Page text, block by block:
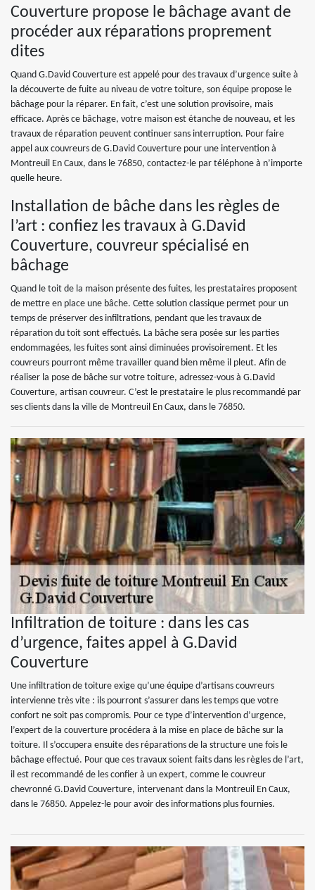
Couverture propose le bâchage avant de
procéder aux réparations proprement
dites
Quand G.David Couverture est appelé pour des travaux d’urgence suite à
la découverte de fuite au niveau de votre toiture, son équipe propose le
bâchage pour la réparer. En fait, c’est une solution provisoire, mais
efficace. Après ce bâchage, votre maison est étanche de nouveau, et les
travaux de réparation peuvent continuer sans interruption. Pour faire
appel aux couvreurs de G.David Couverture pour une intervention à
Montreuil En Caux, dans le 76850, contactez-le par téléphone à n’importe
quelle heure.
Installation de bâche dans les règles de
l’art : confiez les travaux à G.David
Couverture, couvreur spécialisé en
bâchage
Quand le toit de la maison présente des fuites, les prestataires proposent
de mettre en place une bâche. Cette solution classique permet pour un
temps de préserver des infiltrations, pendant que les travaux de
réparation du toit sont effectués. La bâche sera posée sur les parties
endommagées, les fuites sont ainsi diminuées provisoirement. Et les
couvreurs pourront même travailler quand bien même il pleut. Afin de
réaliser la pose de bâche sur votre toiture, adressez-vous à G.David
Couverture, artisan couvreur. C’est le prestataire le plus recommandé par
ses clients dans la ville de Montreuil En Caux, dans le 76850.
Infiltration de toiture : dans les cas
d’urgence, faites appel à G.David
Couverture
Une infiltration de toiture exige qu’une équipe d’artisans couvreurs
intervienne très vite : ils pourront s’assurer dans les temps que votre
confort ne soit pas compromis. Pour ce type d’intervention d’urgence,
l’expert de la couverture procédera à la mise en place de bâche sur la
toiture. Il s’occupera ensuite des réparations de la structure une fois le
bâchage effectué. Pour que ces travaux soient faits dans les règles de l’art,
il est recommandé de les confier à un expert, comme le couvreur
chevronné G.David Couverture, intervenant dans la Montreuil En Caux,
dans le 76850. Appelez-le pour avoir des informations plus fournies.